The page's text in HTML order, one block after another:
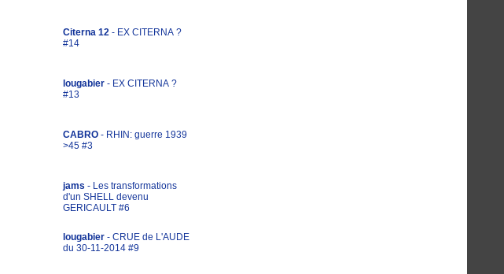
Citerna 12 - EX CITERNA ?
#14
lougabier - EX CITERNA ?
#13
CABRO - RHIN: guerre 1939
>45 #3
jams - Les transformations
d'un SHELL devenu
GERICAULT #6
lougabier - CRUE de L'AUDE
du 30-11-2014 #9